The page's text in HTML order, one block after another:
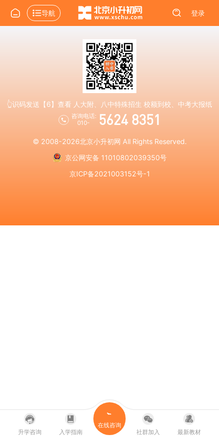
导航 登录
👆识码发送【6】查看 人大附、八中特殊招生 校额到校、中考大报纸
咨询电话:
010-
5624 8351
© 2008-2026北京小升初网 All Rights Reserved.
京公网安备 11010802039350号
京ICP备2021003152号-1
升学咨询 入学指南
在线咨询
社群加入
最新教材